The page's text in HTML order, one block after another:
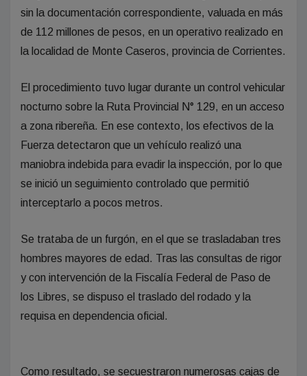
sin la documentación correspondiente, valuada en más
de 112 millones de pesos, en un operativo realizado en
la localidad de Monte Caseros, provincia de Corrientes.
El procedimiento tuvo lugar durante un control vehicular
nocturno sobre la Ruta Provincial N° 129, en un acceso
a zona ribereña. En ese contexto, los efectivos de la
Fuerza detectaron que un vehículo realizó una
maniobra indebida para evadir la inspección, por lo que
se inició un seguimiento controlado que permitió
interceptarlo a pocos metros.
Se trataba de un furgón, en el que se trasladaban tres
hombres mayores de edad. Tras las consultas de rigor
y con intervención de la Fiscalía Federal de Paso de
los Libres, se dispuso el traslado del rodado y la
requisa en dependencia oficial.
Como resultado, se secuestraron numerosas cajas de